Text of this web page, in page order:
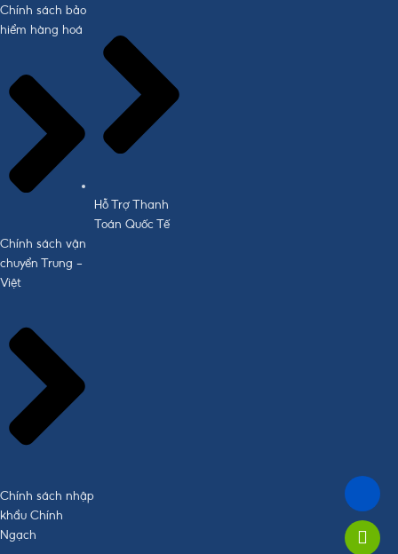
Chính sách bảo
hiểm hàng hoá
Chính sách vận
chuyển Trung -
Việt
Chính sách nhập
khẩu Chính
Ngạch
Hỗ Trợ Thanh
Toán Quốc Tế